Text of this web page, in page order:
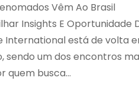
Vêm Ao Brasil
Insights E Oportunidade
International está de volta
sendo um dos encontros
quem busca…